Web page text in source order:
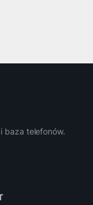
baza telefonów.